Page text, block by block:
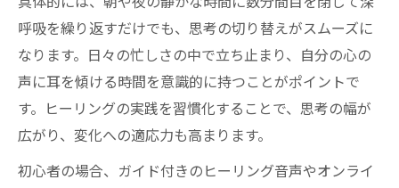
パラダイムを超えるヒーリングの実践例
癒しを通して発想力を高めるヒント
ヒーリングで直感と創造力を伸ばす方法
柔軟な思考法をヒーリングで身につける
固定観念を崩し人生に変革をもたらすには
ヒーリングを活用した固定観念からの解放
呼吸を繰り返すだけでも、思考の切り替えがスムーズに
なります。日々の忙しさの中で立ち止まり、自分の心の
声に耳を傾ける時間を意識的に持つことがポイントで
す。ヒーリングの実践を習慣化することで、思考の幅が
広がり、変化への適応力も高まります。
初心者の場合、ガイド付きのヒーリング音声やオンライ